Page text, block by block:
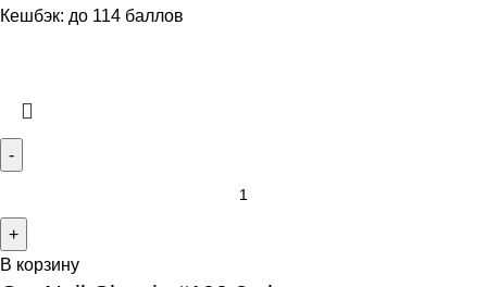
Кешбэк: до 114 баллов
В корзину